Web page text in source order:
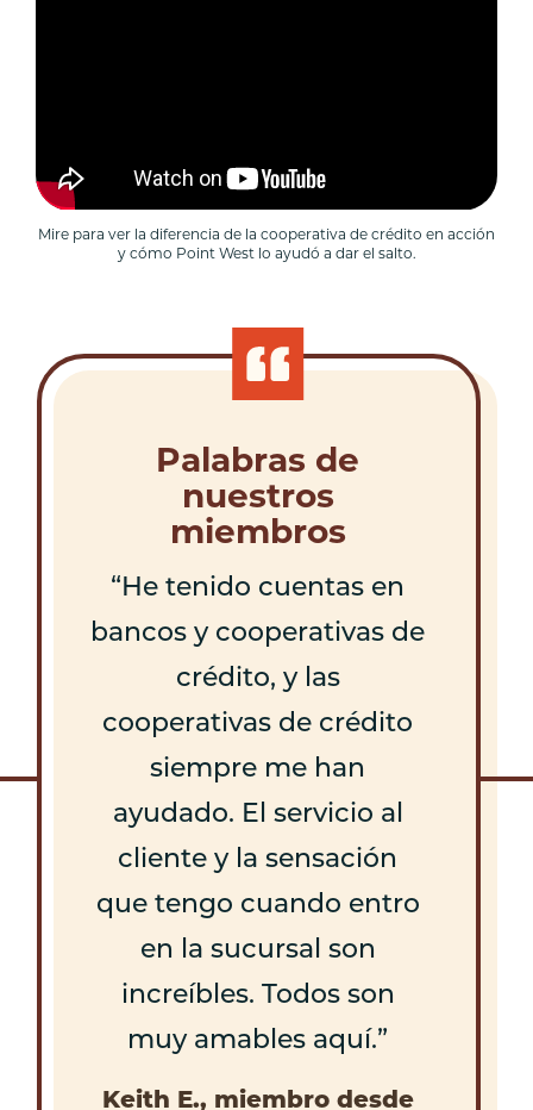
Mire para ver la diferencia de la cooperativa de crédito en acción
y cómo Point West lo ayudó a dar el salto.
Palabras de
nuestros
miembros
He tenido cuentas en
bancos y cooperativas de
crédito, y las
cooperativas de crédito
siempre me han
ayudado. El servicio al
cliente y la sensación
que tengo cuando entro
en la sucursal son
increíbles. Todos son
muy amables aquí.
Keith E., miembro desde